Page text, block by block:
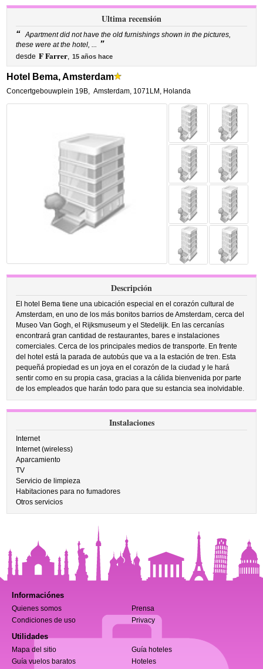
Ultima recensión
“ Apartment did not have the old furnishings shown in the pictures,
these were at the hotel, ... ”
desde F Farrer, 15 años hace
Hotel Bema, Amsterdam
Concertgebouwplein 19B, Amsterdam, 1071LM, Holanda
Descripción
El hotel Bema tiene una ubicación especial en el corazón cultural de
Amsterdam, en uno de los más bonitos barrios de Amsterdam, cerca del
Museo Van Gogh, el Rijksmuseum y el Stedelijk. En las cercanías
encontrará gran cantidad de restaurantes, bares e instalaciones
comerciales. Cerca de los principales medios de transporte. En frente
del hotel está la parada de autobús que va a la estación de tren. Esta
pequeñá propiedad es un joya en el corazón de la ciudad y le hará
sentir como en su propia casa, gracias a la cálida bienvenida por parte
de los empleados que harán todo para que su estancia sea inolvidable.
Instalaciones
Internet
Internet (wireless)
Aparcamiento
TV
Servicio de limpieza
Habitaciones para no fumadores
Otros servicios
Informaciónes
Quienes somos
Prensa
Condiciones de uso
Privacy
Utilidades
Mapa del sitio
Guía hoteles
Guía vuelos baratos
Hoteles